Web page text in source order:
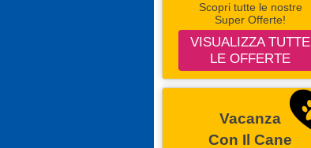
Scopri tutte le nostre
Super Offerte!
VISUALIZZA TUTTE
LE OFFERTE
Vacanza
Con Il Cane